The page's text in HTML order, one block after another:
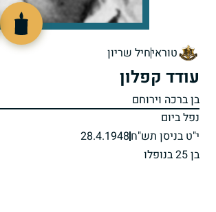
טוראיחיל שריון
עודד קפלון
בן ברכה וירוחם
נפל ביום
י"ט בניסן תש"ח28.4.1948
בן 25 בנופלו